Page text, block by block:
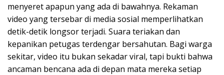
menyeret apapun yang ada di bawahnya. Rekaman
video yang tersebar di media sosial memperlihatkan
detik-detik longsor terjadi. Suara teriakan dan
kepanikan petugas terdengar bersahutan. Bagi warga
sekitar, video itu bukan sekadar viral, tapi bukti bahwa
ancaman bencana ada di depan mata mereka setiap